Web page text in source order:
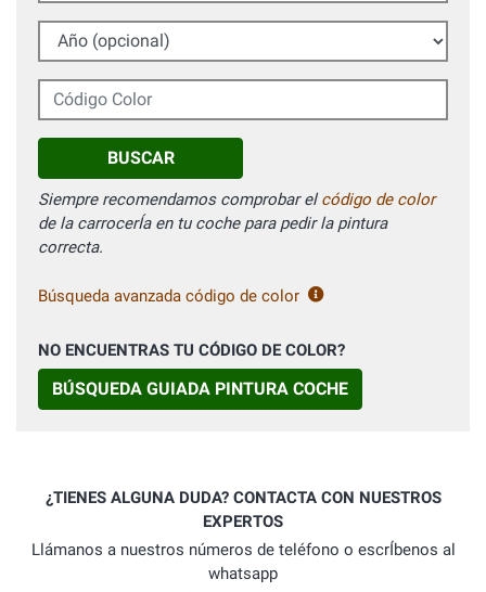
Año (opcional)
Código Color
BUSCAR
Siempre recomendamos comprobar elcódigo de color
de la carrocerÍa en tu coche para pedir la pintura
correcta.
Búsqueda avanzada código de color
NO ENCUENTRAS TU CÓDIGO DE COLOR?
BÚSQUEDA GUIADA PINTURA COCHE
¿TIENES ALGUNA DUDA? CONTACTA CON NUESTROS
EXPERTOS
Llámanos a nuestros números de teléfono o escrÍbenos al
whatsapp